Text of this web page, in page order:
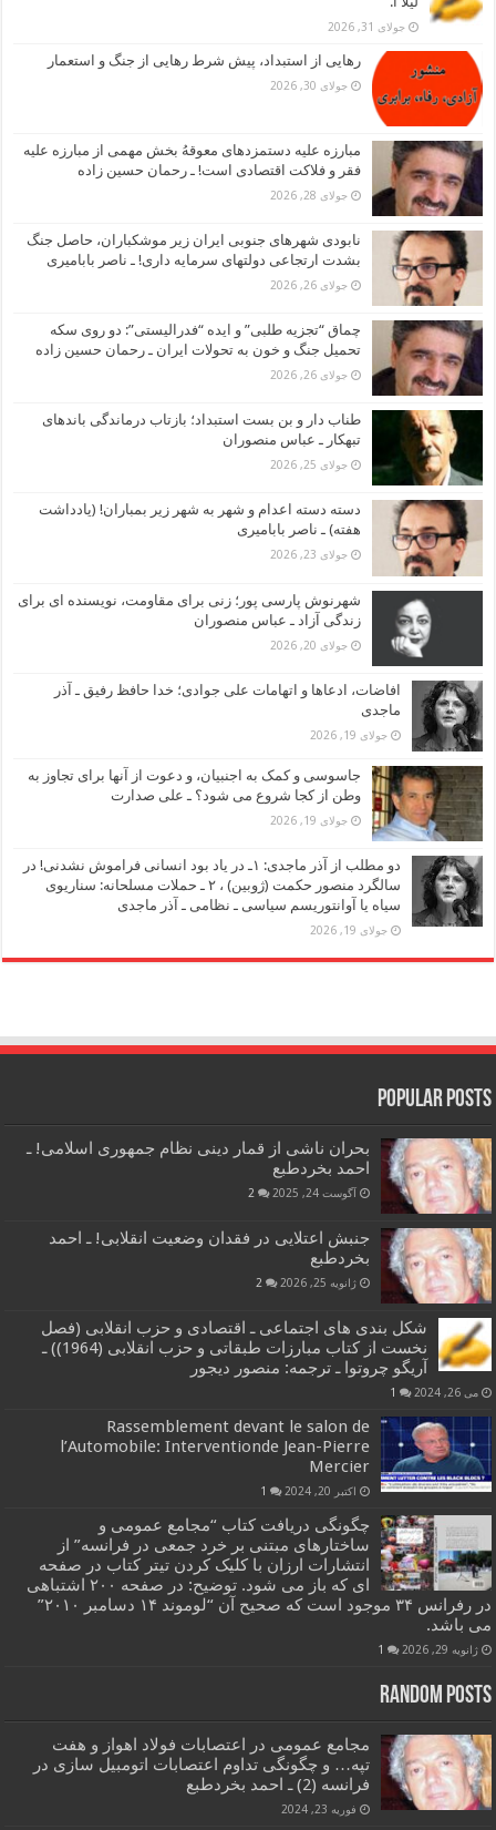
جولای 31, 2026
رهایی از استبداد، پیش شرط رهایی از جنگ و استعمار
جولای 30, 2026
مبارزه علیه دستمزدهای معوقهُ بخش مهمی از مبارزه علیه
فقر و فلاکت اقتصادی است! ـ رحمان حسین زاده
جولای 28, 2026
نابودی شهرهای جنوبی ایران زیر موشکباران، حاصل جنگ
بشدت ارتجاعی دولتهای سرمایه داری! ـ ناصر بابامیری
جولای 26, 2026
چماق “تجزیه طلبی” و ایده “فدرالیستی”: دو روی سکه
تحمیل جنگ و خون به تحولات ایران ـ رحمان حسین زاده
جولای 26, 2026
طناب دار و بن بست استبداد؛ بازتاب درماندگی باندهای
تبهکار ـ عباس منصوران
جولای 25, 2026
دسته دسته اعدام و شهر به شهر زیر بمباران! (یادداشت
هفته) ـ ناصر بابامیری
جولای 23, 2026
شهرنوش پارسی پور؛ زنی برای مقاومت، نویسنده ای برای
زندگی آزاد ـ عباس منصوران
جولای 20, 2026
افاضات، ادعاها و اتهامات علی جوادی؛ خدا حافظ رفیق ـ آذر
ماجدی
جولای 19, 2026
جاسوسی و کمک به اجنبیان، و دعوت از آنها برای تجاوز به
وطن از کجا شروع می شود؟ ـ علی صدارت
جولای 19, 2026
دو مطلب از آذر ماجدی: ۱ـ در یاد بود انسانی فراموش نشدنی! در
سالگرد منصور حکمت (ژوبین) ، ۲ ـ حملات مسلحانه: سناریوی
سیاه یا آوانتوریسم سیاسی ـ نظامی ـ آذر ماجدی
جولای 19, 2026
Popular Posts
بحران ناشی از قمار دینی نظام جمهوری اسلامی! ـ
احمد بخردطبع
آگوست 24, 2025 2
جنبش اعتلایی در فقدان وضعیت انقلابی! ـ احمد
بخردطبع
ژانویه 25, 2026 2
شکل بندی های اجتماعی ـ اقتصادی و حزب انقلابی (فصل
نخست از کتاب مبارزات طبقاتی و حزب انقلابی (1964)) ـ
آریگو چروتوا ـ ترجمه: منصور دیجور
می 26, 2024 1
Rassemblement devant le salon de
l’Automobile: Interventionde Jean-Pierre
Mercier
اکتبر 20, 2024 1
چگونگی دریافت کتاب “مجامع عمومی و
ساختارهای مبتنی بر خرد جمعی در فرانسه” از
انتشارات ارزان با کلیک کردن تیتر کتاب در صفحه
ای که باز می شود. توضیح: در صفحه ۲۰۰ اشتباهی
در رفرانس ۳۴ موجود است که صحیح آن “لوموند ۱۴ دسامبر ۲۰۱۰”
می باشد.
ژانویه 29, 2026 1
Random Posts
مجامع عمومی در اعتصابات فولاد اهواز و هفت
تپه… و چگونگی تداوم اعتصابات اتومبیل سازی در
فرانسه (2) ـ احمد بخردطبع
فوریه 23, 2024